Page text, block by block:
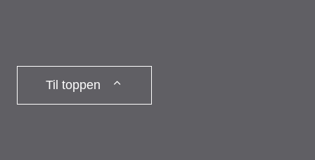
m
Til toppen